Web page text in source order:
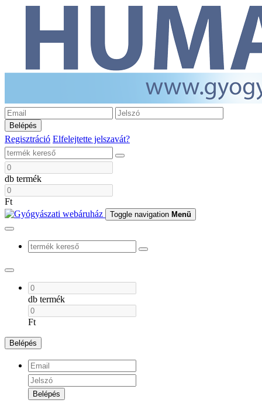
Belépés
Regisztráció Elfelejtette jelszavát?
db termék
Ft
Toggle navigation Menü
db termék
Ft
Belépés
Belépés